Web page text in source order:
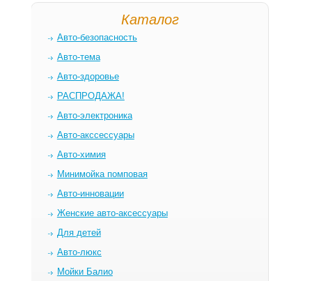
Каталог
Авто-безопасность
Авто-тема
Авто-здоровье
РАСПРОДАЖА!
Авто-электроника
Авто-акссессуары
Авто-химия
Минимойка помповая
Авто-инновации
Женские авто-аксессуары
Для детей
Авто-люкс
Мойки Балио